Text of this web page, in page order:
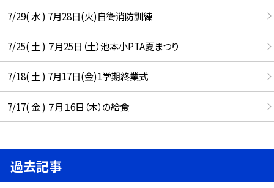
7/29( 水 ) 7月28日(火)自衛消防訓練
7/25( 土 ) ７月25日（土）池本小PTA夏まつり
7/18( 土 ) 7月17日(金)1学期終業式
7/17( 金 ) ７月１6日（木）の給食
過去記事